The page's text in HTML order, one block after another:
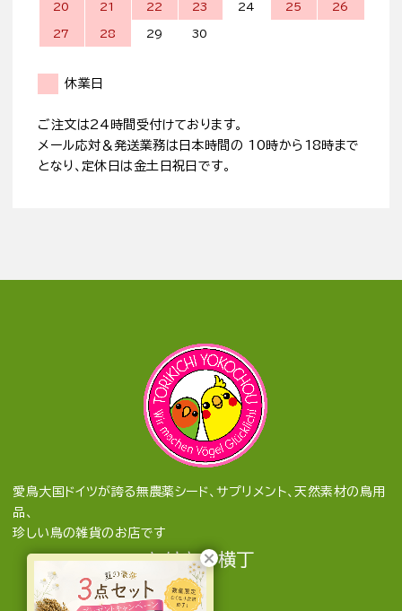
20 21 22 23 24 25 26
27 28 29 30
休業日
ご注文は24時間受付けております。
メール応対＆発送業務は日本時間の 10時から18時まで
となり、定休日は金土日祝日です。
愛鳥大国ドイツが誇る無農薬シード、サプリメント、天然素材の鳥用
品、
珍しい鳥の雑貨のお店です
とりきち横丁